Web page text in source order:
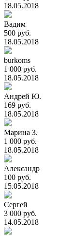
18.05.2018
Вадим
500 руб.
18.05.2018
burkoms
1 000 руб.
18.05.2018
Андрей Ю.
169 руб.
18.05.2018
Марина З.
1 000 руб.
18.05.2018
Александр
100 руб.
15.05.2018
Сергей
3 000 руб.
14.05.2018